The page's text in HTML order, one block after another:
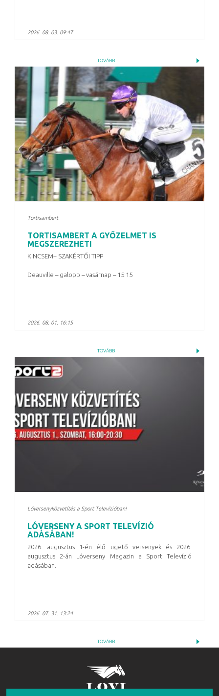
2026. 08. 03. 09:47
TOVÁBB
Tortisambert
TORTISAMBERT A GYŐZELMET IS
MEGSZEREZHETI
KINCSEM+ SZAKÉRTŐI TIPP
Deauville – galopp – vasárnap – 15:15
2026. 08. 01. 16:15
TOVÁBB
Lóversenyközvetítés a Sport Televízióban!
LÓVERSENY A SPORT TELEVÍZIÓ
ADÁSÁBAN!
2026. augusztus 1-én élő ügető versenyek és 2026.
augusztus 2-án Lóverseny Magazin a Sport Televízió
adásában.
2026. 07. 31. 13:24
TOVÁBB